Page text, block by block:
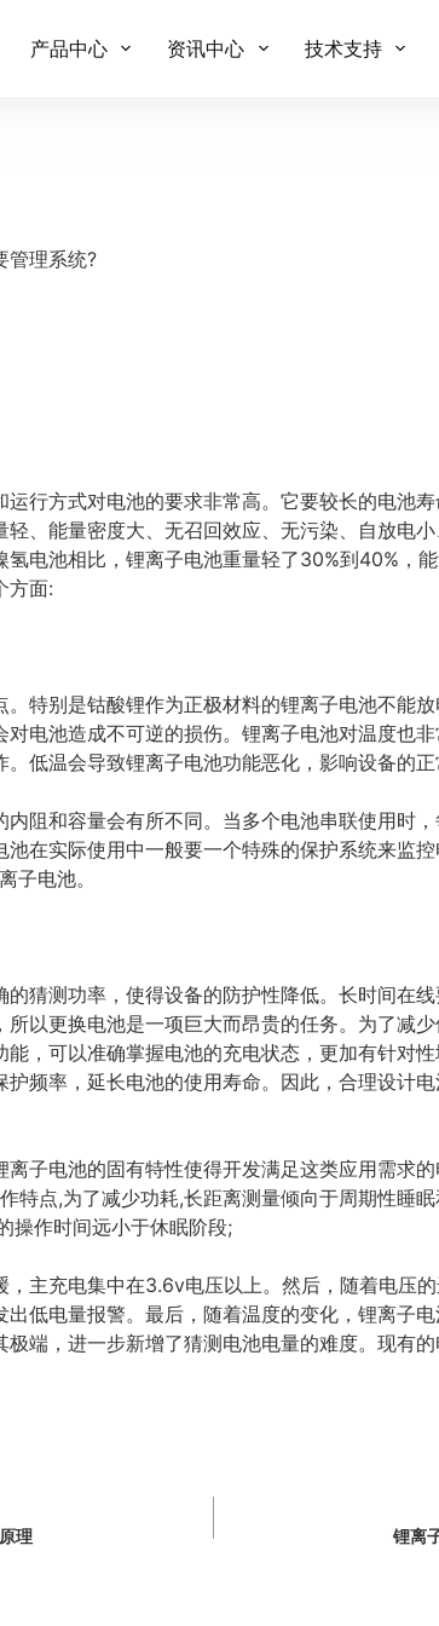
产品中心 资讯中心 技术支持
管理系统?
行方式对电池的要求非常高。它要较长的电池
、能量密度大、无召回效应、无污染、自放电
电池相比，锂离子电池重量轻了30%到40%，
方面:
特别是钴酸锂作为正极材料的锂离子电池不能
电池造成不可逆的损伤。锂离子电池对温度也
低温会导致锂离子电池功能恶化，影响设备的正
阻和容量会有所不同。当多个电池串联使用时
在实际使用中一般要一个特殊的保护系统来监
子电池。
猜测功率，使得设备的防护性降低。长时间在
以更换电池是一项巨大而昂贵的任务。为了减
，可以准确掌握电池的充电状态，更加有针对
频率，延长电池的使用寿命。因此，合理设计
子电池的固有特性使得开发满足这类应用需求
特点,为了减少功耗,长距离测量倾向于周期性睡
操作时间远小于休眠阶段;
主充电集中在3.6v电压以上。然后，随着电压
低电量报警。最后，随着温度的变化，锂离子电
端，进一步新增了猜测电池电量的难度。现有
理 锂离